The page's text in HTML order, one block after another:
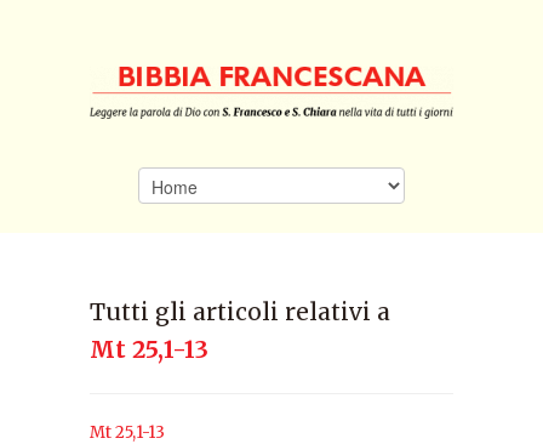
Tutti gli articoli relativi a
Mt 25,1-13
Mt 25,1-13